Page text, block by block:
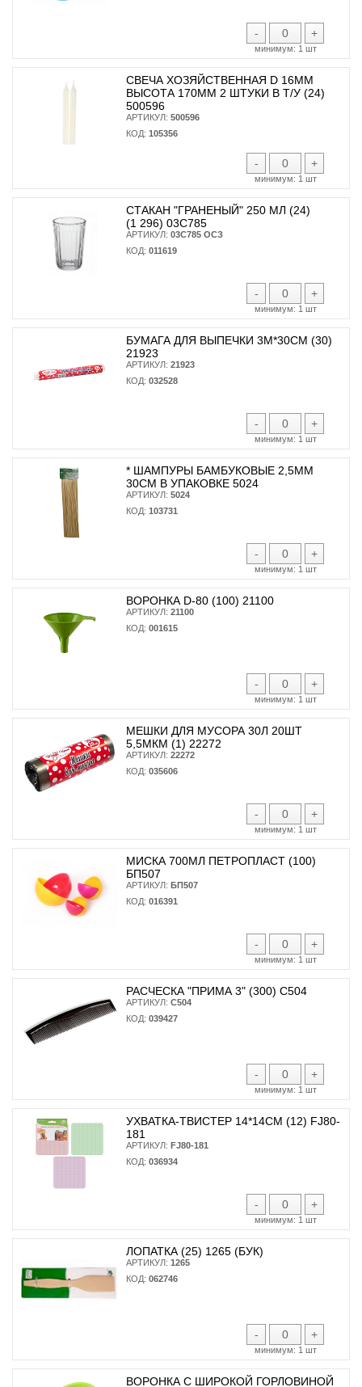
- +
минимум: 1 шт
СВЕЧА ХОЗЯЙСТВЕННАЯ D 16ММ
ВЫСОТА 170ММ 2 ШТУКИ В Т/У (24)
500596
АРТИКУЛ: 500596
КОД: 105356
- +
минимум: 1 шт
СТАКАН "ГРАНЕНЫЙ" 250 МЛ (24)
(1 296) 03С785
АРТИКУЛ: 03С785 ОСЗ
КОД: 011619
- +
минимум: 1 шт
БУМАГА ДЛЯ ВЫПЕЧКИ 3М*30СМ (30)
21923
АРТИКУЛ: 21923
КОД: 032528
- +
минимум: 1 шт
* ШАМПУРЫ БАМБУКОВЫЕ 2,5ММ
30СМ В УПАКОВКЕ 5024
АРТИКУЛ: 5024
КОД: 103731
- +
минимум: 1 шт
ВОРОНКА D-80 (100) 21100
АРТИКУЛ: 21100
КОД: 001615
- +
минимум: 1 шт
МЕШКИ ДЛЯ МУСОРА 30Л 20ШТ
5,5МКМ (1) 22272
АРТИКУЛ: 22272
КОД: 035606
- +
минимум: 1 шт
МИСКА 700МЛ ПЕТРОПЛАСТ (100)
БП507
АРТИКУЛ: БП507
КОД: 016391
- +
минимум: 1 шт
РАСЧЕСКА "ПРИМА 3" (300) С504
АРТИКУЛ: С504
КОД: 039427
- +
минимум: 1 шт
УХВАТКА-ТВИСТЕР 14*14СМ (12) FJ80-
181
АРТИКУЛ: FJ80-181
КОД: 036934
- +
минимум: 1 шт
ЛОПАТКА (25) 1265 (БУК)
АРТИКУЛ: 1265
КОД: 062746
- +
минимум: 1 шт
ВОРОНКА С ШИРОКОЙ ГОРЛОВИНОЙ